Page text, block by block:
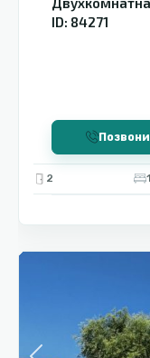
ID: 84271
2 1